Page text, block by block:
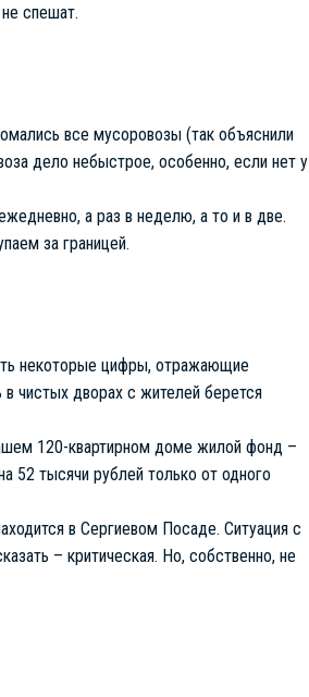
спешат.
все мусоровозы (так объяснили
дело небыстрое, особенно, если нет у
а раз в неделю, а то и в две.
за границей.
некоторые цифры, отражающие
чистых дворах с жителей берется
120-квартирном доме жилой фонд –
52 тысячи рублей только от одного
в Сергиевом Посаде. Ситуация с
– критическая. Но, собственно, не